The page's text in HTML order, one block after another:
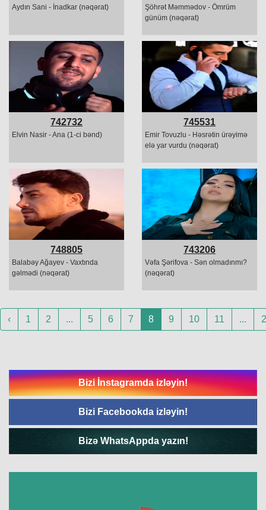
Aydın Sani - İnadkar (nəqərat)
Şöhrət Məmmədov - Ömrüm
günüm (nəqərat)
742732
Elvin Nasir - Ana (1-ci bənd)
745531
Emir Tovuzlu - Həsrətin ürəyimə
elə yar vurdu (nəqərat)
748805
Balabəy Ağayev - Vaxtında
gəlmədi (nəqərat)
743206
Vəfa Şərifova - Sən olmadınmı?
(nəqərat)
‹ 1 2 ... 5 6 7 8 9 10 11 ...
Bizi İnstagramda izləyin!
Bizi Facebookda izləyin!
Bizə WhatsAppda yazın!